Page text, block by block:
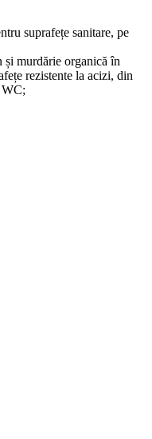
suprafețe sanitare, pe
și murdărie organică în
rezistente la acizi, din
WC;